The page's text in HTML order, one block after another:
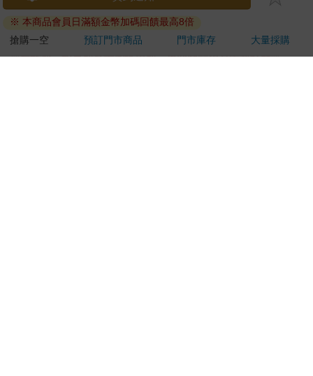
ATM提款機，請不要聽從指示，以免受騙上當！
退換貨須知：
**提醒您，鑑賞期不等於試用期，退回商品須為全新狀態**
※ 本商品會員日滿額金幣加碼回饋最高8倍
搶購一空
預訂門市商品 門市庫存 大量採購